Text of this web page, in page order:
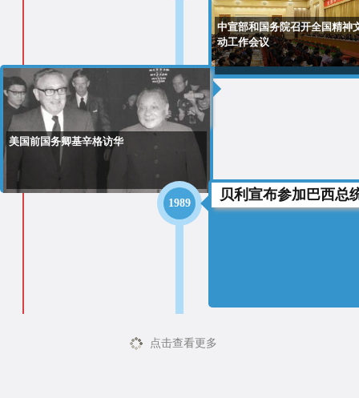
中宣部和国务院召开全国精神
动工作会议
1989
美国前国务卿基辛格访华
1989
贝利宣布参加巴西总
点击查看更多